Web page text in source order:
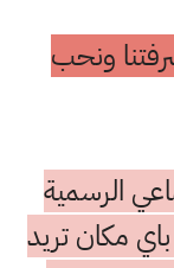
ونحب
الرسمية
مكان تريد